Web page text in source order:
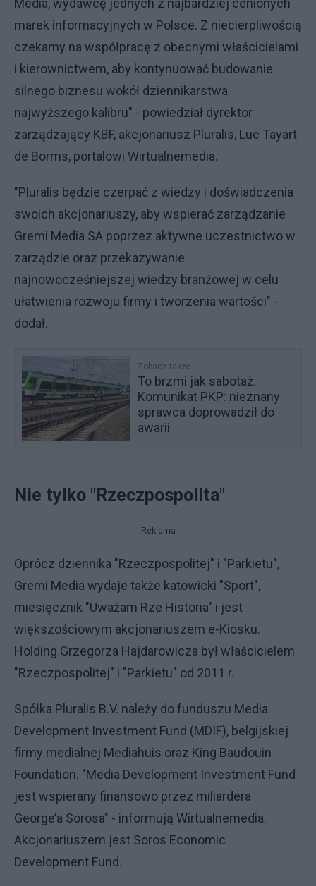
marek informacyjnych w Polsce. Z niecierpliwością
czekamy na współpracę z obecnymi właścicielami
i kierownictwem, aby kontynuować budowanie
silnego biznesu wokół dziennikarstwa
najwyższego kalibru" - powiedział dyrektor
zarządzający KBF, akcjonariusz Pluralis, Luc Tayart
de Borms, portalowi Wirtualnemedia.
"Pluralis będzie czerpać z wiedzy i doświadczenia
swoich akcjonariuszy, aby wspierać zarządzanie
Gremi Media SA poprzez aktywne uczestnictwo w
zarządzie oraz przekazywanie
najnowocześniejszej wiedzy branżowej w celu
ułatwienia rozwoju firmy i tworzenia wartości" -
dodał.
Zobacz także
To brzmi jak sabotaż.
Komunikat PKP: nieznany
sprawca doprowadził do
awarii
Nie tylko "Rzeczpospolita"
Reklama
Oprócz dziennika "Rzeczpospolitej" i "Parkietu",
Gremi Media wydaje także katowicki "Sport",
miesięcznik "Uważam Rze Historia" i jest
większościowym akcjonariuszem e-Kiosku.
Holding Grzegorza Hajdarowicza był właścicielem
"Rzeczpospolitej" i "Parkietu" od 2011 r.
Spółka Pluralis B.V. należy do funduszu Media
Development Investment Fund (MDIF), belgijskiej
firmy medialnej Mediahuis oraz King Baudouin
Foundation. "Media Development Investment Fund
jest wspierany finansowo przez miliardera
George’a Sorosa" - informują Wirtualnemedia.
Akcjonariuszem jest Soros Economic
Development Fund.